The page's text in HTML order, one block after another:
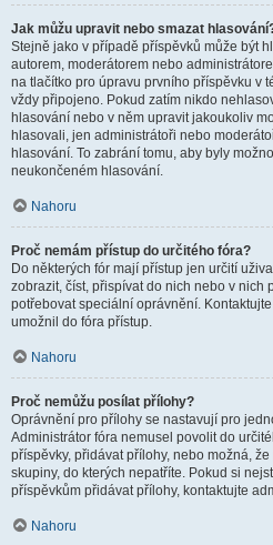
Jak můžu upravit nebo smazat
Stejně jako v případě příspěvků může být
autorem, moderátorem nebo
na tlačítko pro úpravu prvního příspěvku v
vždy připojeno. Pokud zatím nikdo
hlasování nebo v něm upravit jakoukoliv
hlasovali, jen administrátoři nebo
hlasování. To zabrání tomu, aby byly
neukončeném hlasování.
Nahoru
Proč nemám přístup do určitého fóra?
Do některých fór mají přístup jen určití
zobrazit, číst, přispívat do nich nebo v nich
potřebovat speciální oprávnění.
umožnil do fóra přístup.
Nahoru
Proč nemůžu posílat přílohy?
Oprávnění pro přílohy se nastavují pro
Administrátor fóra nemusel povolit do
příspěvky, přidávat přílohy, nebo možná,
skupiny, do kterých nepatříte. Pokud si
příspěvkům přidávat přílohy, kontaktujte
Nahoru